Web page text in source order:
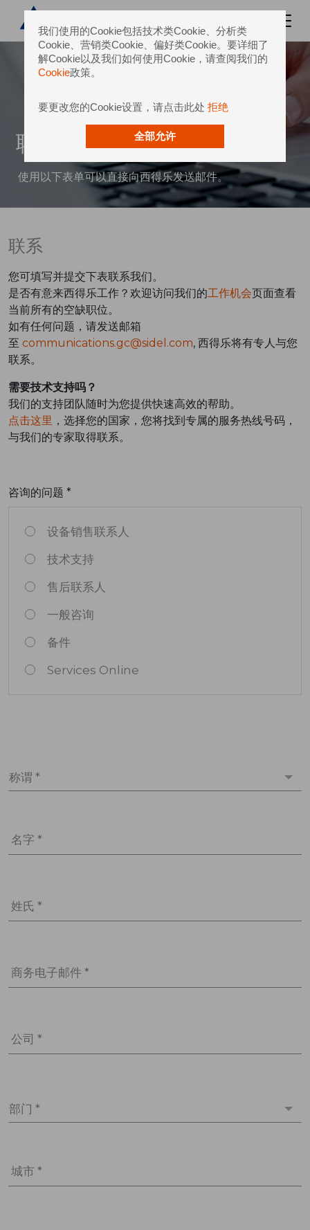
我们使用的Cookie包括技术类Cookie、分析类
Cookie、营销类Cookie、偏好类Cookie。要详细了
解Cookie以及我们如何使用Cookie，请查阅我们的
Cookie政策。
要更改您的Cookie设置，请点击此处 拒绝
全部允许
联系我们
使用以下表单可以直接向西得乐发送邮件。
联系
您可填写并提交下表联系我们。
是否有意来西得乐工作？欢迎访问我们的工作机会页面查看
当前所有的空缺职位。
如有任何问题，请发送邮箱
至 communications.gc@sidel.com, 西得乐将有专人与您
联系。
需要技术支持吗？
我们的支持团队随时为您提供快速高效的帮助。
点击这里 ，选择您的国家，您将找到专属的服务热线号码，
与我们的专家取得联系。
咨询的问题 *
设备销售联系人
技术支持
售后联系人
一般咨询
备件
Services Online
称谓 *
名字 *
姓氏 *
商务电子邮件 *
公司 *
部门 *
城市 *